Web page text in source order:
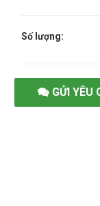
Số lượng:
GỬI YÊU